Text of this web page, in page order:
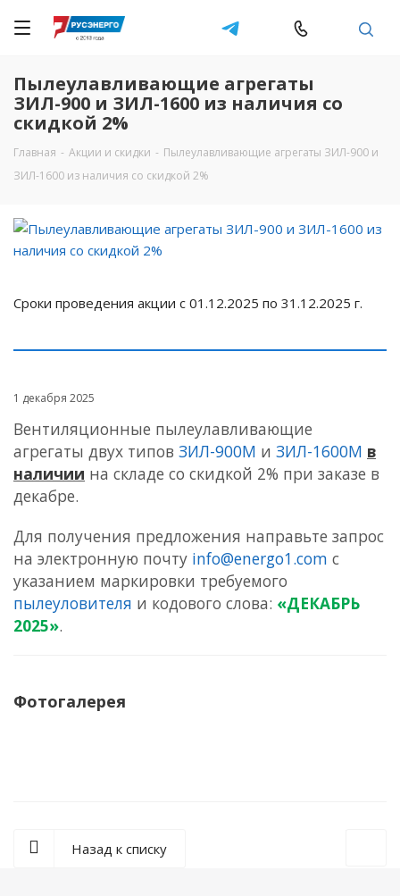
Пылеулавливающие агрегаты
ЗИЛ-900 и ЗИЛ-1600 из наличия со
скидкой 2%
Главная - Акции и скидки - Пылеулавливающие агрегаты ЗИЛ-900 и
ЗИЛ-1600 из наличия со скидкой 2%
Сроки проведения акции с 01.12.2025 по 31.12.2025 г.
1 декабря 2025
Вентиляционные пылеулавливающие
агрегаты двух типов ЗИЛ-900М и ЗИЛ-1600М в
наличии на складе со скидкой 2% при заказе в
декабре.
Для получения предложения направьте запрос
на электронную почту info@energo1.com с
указанием маркировки требуемого
пылеуловителя и кодового слова: «ДЕКАБРЬ
2025».
Фотогалерея
Назад к списку